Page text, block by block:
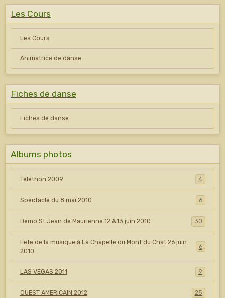
Les Cours
Les Cours
Animatrice de danse
Fiches de danse
Fiches de danse
Albums photos
Téléthon 2009 4
Spectacle du 8 mai 2010 6
Démo St Jean de Maurienne 12 &13 juin 2010 30
Fête de la musique à La Chapelle du Mont du Chat 26 juin
2010
6
LAS VEGAS 2011 9
OUEST AMERICAIN 2012 25